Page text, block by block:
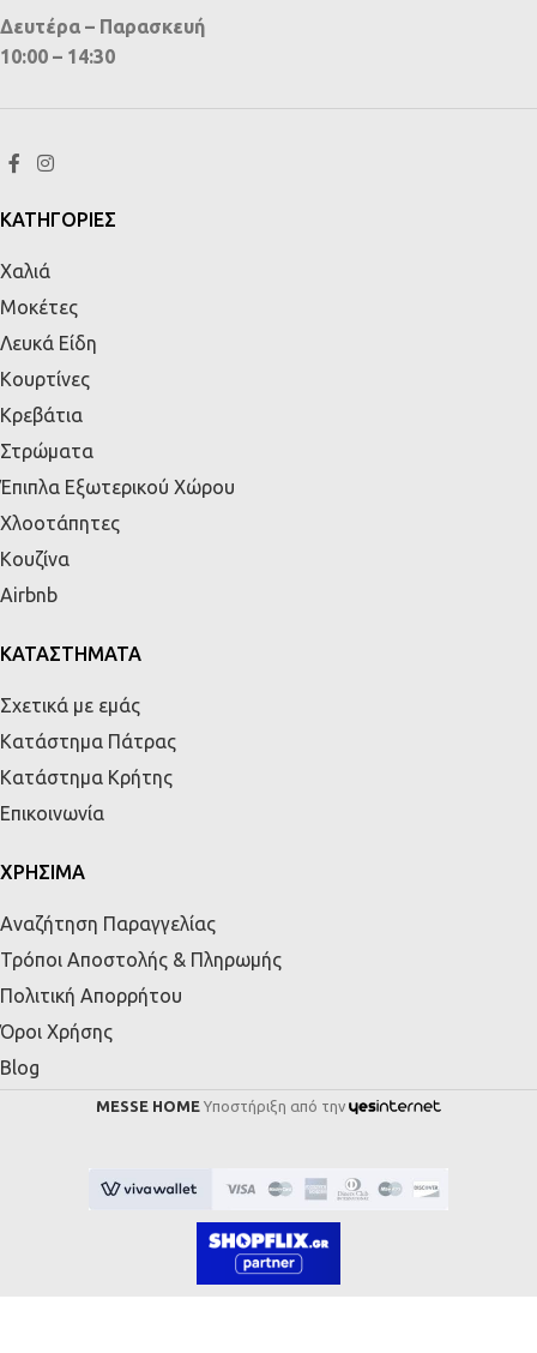
Δευτέρα – Παρασκευή
10:00 – 14:30
ΚΑΤΗΓΟΡΙΕΣ
Χαλιά
Μοκέτες
Λευκά Είδη
Κουρτίνες
Κρεβάτια
Στρώματα
Έπιπλα Εξωτερικού Χώρου
Χλοοτάπητες
Κουζίνα
Airbnb
ΚΑΤΑΣΤΗΜΑΤΑ
Σχετικά με εμάς
Κατάστημα Πάτρας
Κατάστημα Κρήτης
Επικοινωνία
ΧΡΗΣΙΜΑ
Αναζήτηση Παραγγελίας
Τρόποι Αποστολής & Πληρωμής
Πολιτική Απορρήτου
Όροι Χρήσης
Blog
MESSE HOME Υποστήριξη από την